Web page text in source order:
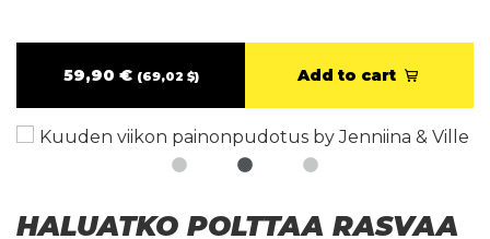
59,90 € (69,02 $) Add to cart
HALUATKO POLTTAA RASVAA